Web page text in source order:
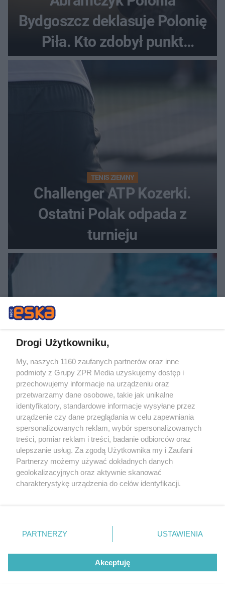
Bydgoszcz deklasuje Polonię
Piła. Kto zdobył punkt
bonusowy?
TENIS ZIEMNY
Challenger ATP Kozerki.
Ostatni Polak odpada z
turnieju
SKOKI DO WODY
ME w pływaniu. Dobre
miejsce Polek w Paryżu
Iga Świątek wygrywa w turnieju WTA
w Toronto. Kto będzie następną
Drogi Użytkowniku,
My, naszych 1160 zaufanych partnerów oraz inne
podmioty z Grupy ZPR Media uzyskujemy dostęp i
przechowujemy informacje na urządzeniu oraz
przetwarzamy dane osobowe, takie jak unikalne
identyfikatory, standardowe informacje wysyłane przez
urządzenie czy dane przeglądania w celu zapewniania
spersonalizowanych reklam, wybór spersonalizowanych
treści, pomiar reklam i treści, badanie odbiorców oraz
ulepszanie usług. Za zgodą Użytkownika my i Zaufani
Partnerzy możemy używać dokładnych danych
geolokalizacyjnych oraz aktywnie skanować
charakterystykę urządzenia do celów identyfikacji.
zmienić/wycofać klikając przycisk ustawień prywatności
znajdujący się w lewym dolnym rogu strony
rodzaje przetwarzania danych nie wymagają zgody
użytkownika, ale masz prawo sprzeciwić się takiemu
przetwarzaniu. Preferencje będą miały zastosowanie tylko
PARTNERZY USTAWIENIA
Akceptuję